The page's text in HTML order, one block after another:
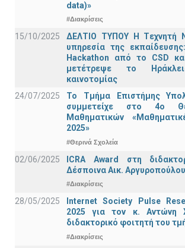
data)»
#Διακρίσεις
15/10/2025
ΔΕΛΤΙΟ ΤΥΠΟΥ H Tεχνητή
υπηρεσία της
Hackathon από το CSD
μετέτρεψε το
καινοτομίας
24/07/2025
Το Τμήμα Επιστήμης
συμμετείχε στο 4ο
Μαθηματικών
2025»
#Θερινά Σχολεία
02/06/2025
ICRA Award στη
Δέσποινα Αικ. Αργυροπούλου
#Διακρίσεις
28/05/2025
Internet Society Pulse
2025 για τον κ. Αντώνη
διδακτορικό φοιτητή του
#Διακρίσεις